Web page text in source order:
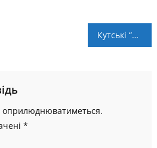
Кутські “Карпати” знялись з обласного чемпіонату
*